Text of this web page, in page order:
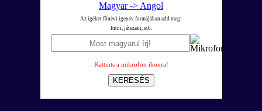
Magyar -> Angol
Az igéket főnévi igenév formájában add meg!
futni, játszani, stb.
Kattints a mikrofon ikonra!
KERESÉS